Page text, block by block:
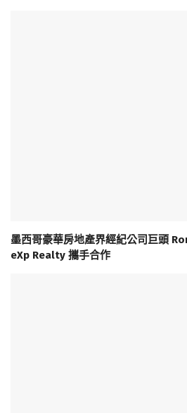
墨西哥豪華房地產界經紀公司巨頭
eXp Realty 攜手合作